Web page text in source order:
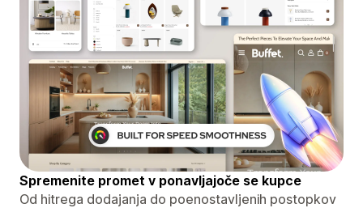
Spremenite promet v ponavljajoče se kupce
Od hitrega dodajanja do poenostavljenih postopkov